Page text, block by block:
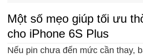
Một số mẹo giúp tối ưu
cho iPhone 6S Plus
Nếu pin chưa đến mức cần thay,